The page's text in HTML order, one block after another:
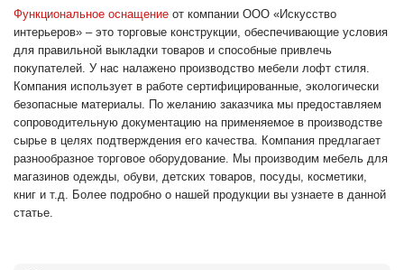
Функциональное оснащение от компании ООО «Искусство
интерьеров» – это торговые конструкции, обеспечивающие условия
для правильной выкладки товаров и способные привлечь
покупателей. У нас налажено производство мебели лофт стиля.
Компания использует в работе сертифицированные, экологически
безопасные материалы. По желанию заказчика мы предоставляем
сопроводительную документацию на применяемое в производстве
сырье в целях подтверждения его качества. Компания предлагает
разнообразное торговое оборудование. Мы производим мебель для
магазинов одежды, обуви, детских товаров, посуды, косметики,
книг и т.д. Более подробно о нашей продукции вы узнаете в данной
статье.